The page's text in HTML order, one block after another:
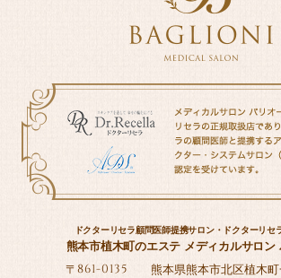
ドクターリセラ顧問医師提携サロン・ドクターリセ
熊本市植木町のエステ メディカルサロン
〒 861-0135 熊本県熊本市北区植木町